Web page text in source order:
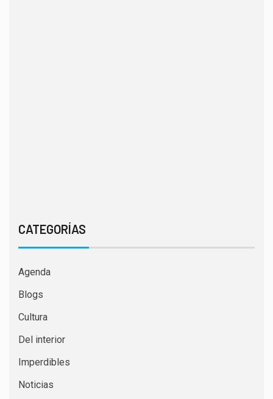
CATEGORÍAS
Agenda
Blogs
Cultura
Del interior
Imperdibles
Noticias